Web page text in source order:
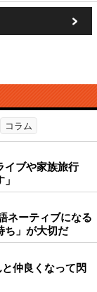
コラム
イブや家族旅行
ネーティブになる
ち」が大切だ
仲良くなって閃